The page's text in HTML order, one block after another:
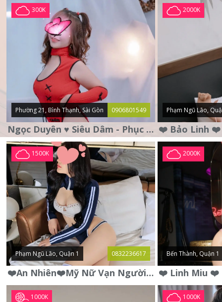
300K
Phường 21, Bình Thạnh, Sài Gòn 0906801549
Ngọc Duyên ♥️ Siêu Dâm - Phục Vụ Tận Tình - Chu Đáo
2000K
Phạm Ngũ Lão,
1500K
Phạm Ngũ Lão, Quận 1 0832236617
❤️An Nhiên❤️Mỹ Nữ Vạn Người Mê,Da Trắng, Mặt Xynh, Đẹp Từng
2000K
Bến Thành, Quận 1
1000K 1000K